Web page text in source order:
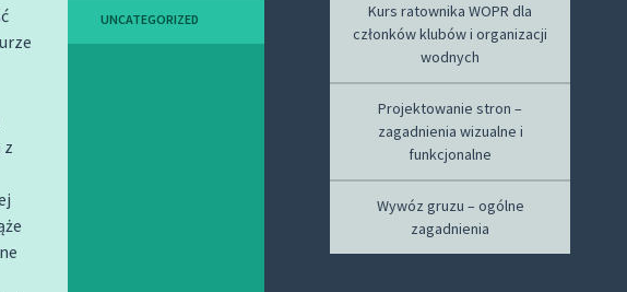
z
UNCATEGORIZED
Kurs ratownika WOPR dla
członków klubów i organizacji
wodnych
Projektowanie stron –
zagadnienia wizualne i
funkcjonalne
Wywóz gruzu – ogólne
zagadnienia